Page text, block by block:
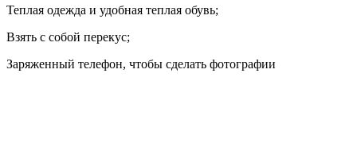
Теплая одежда и удобная теплая обувь;
Взять с собой перекус;
Заряженный телефон, чтобы сделать фотографии